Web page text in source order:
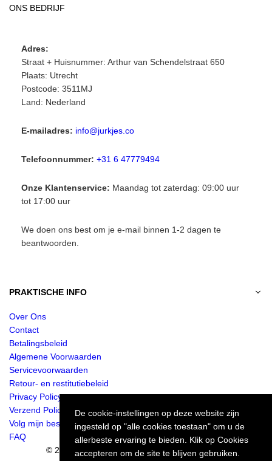
ONS BEDRIJF
Adres:
Straat + Huisnummer: Arthur van Schendelstraat 650
Plaats: Utrecht
Postcode: 3511MJ
Land: Nederland
E-mailadres: info@jurkjes.co
Telefoonnummer: +31 6 47779494
Onze Klantenservice: Maandag tot zaterdag: 09:00 uur
tot 17:00 uur
We doen ons best om je e-mail binnen 1-2 dagen te
beantwoorden.
PRAKTISCHE INFO
Over Ons
Contact
Betalingsbeleid
Algemene Voorwaarden
Servicevoorwaarden
Retour- en restitutiebeleid
Privacy Policy
Verzend Policy
Volg mijn bestelling
FAQ
© 2024 Jurkjes.co. Alle rechten voorbehouden.
De cookie-instellingen op deze website zijn
ingesteld op "alle cookies toestaan" om u de
allerbeste ervaring te bieden. Klik op Cookies
accepteren om de site te blijven gebruiken.